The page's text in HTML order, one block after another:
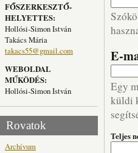
FŐSZERKESZTŐ-
HELYETTES:
Hollósi-Simon István
Takács Mária
takacs55@gmail.com
WEBOLDAL
MŰKÖDÉS:
Hollósi-Simon István
Rovatok
Archívum
E-
Egy
küldi
Teljes